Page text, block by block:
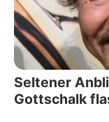
Seltener
Gottschalk